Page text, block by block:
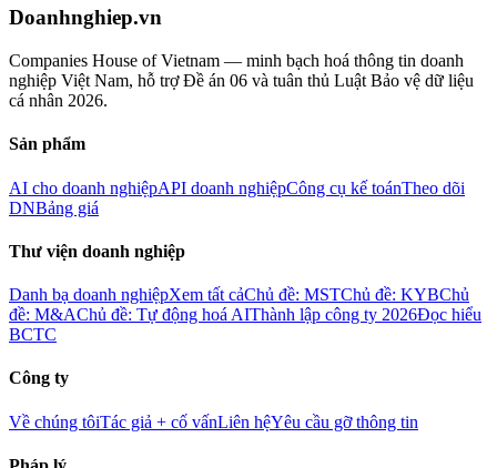
Doanhnghiep.vn
Companies House of Vietnam — minh bạch hoá thông tin doanh
nghiệp Việt Nam, hỗ trợ Đề án 06 và tuân thủ Luật Bảo vệ dữ liệu
cá nhân 2026.
Sản phẩm
AI cho doanh nghiệpAPI doanh nghiệpCông cụ kế toánTheo dõi
DNBảng giá
Thư viện doanh nghiệp
Danh bạ doanh nghiệpXem tất cảChủ đề: MSTChủ đề: KYBChủ
đề: M&AChủ đề: Tự động hoá AIThành lập công ty 2026Đọc hiểu
BCTC
Công ty
Về chúng tôiTác giả + cố vấnLiên hệYêu cầu gỡ thông tin